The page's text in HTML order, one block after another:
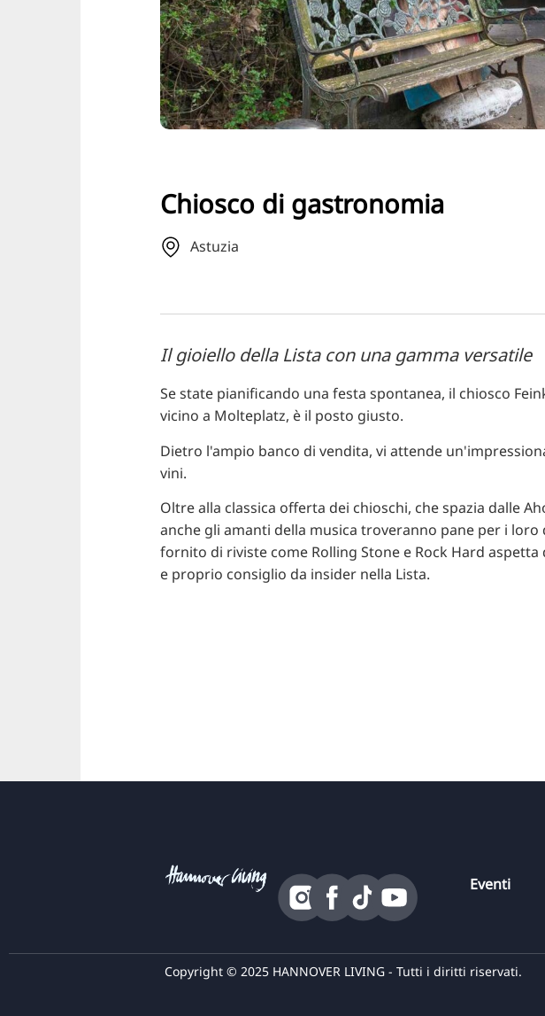
BG
Chiosco di gastronomia
Astuzia
Il gioiello della Lista con una gamma versatile
Se state pianificando una festa spontanea, il chiosco
vicino a Molteplatz, è il posto giusto.
Dietro l'ampio banco di vendita, vi attende
vini.
Oltre alla classica offerta dei chioschi, che spazia dalle
anche gli amanti della musica troveranno pane per i loro
fornito di riviste come Rolling Stone e Rock Hard
e proprio consiglio da insider nella Lista.
Eventi
Copyright © 2025 HANNOVER LIVING - Tutti i diritti riservati.